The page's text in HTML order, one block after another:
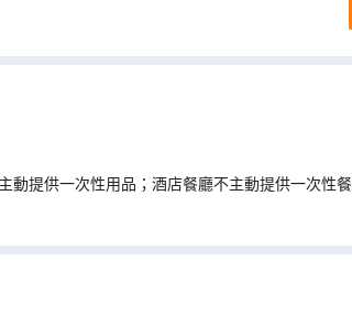
提供一次性用品；酒店餐廳不主動提供一次性